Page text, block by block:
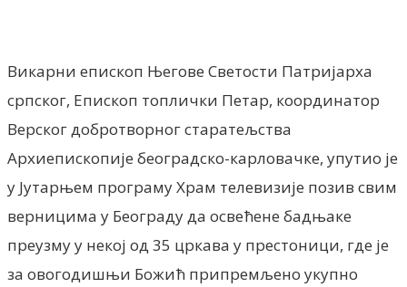
Викарни епископ Његове Светости Патријарха
српског, Епископ топлички Петар, координатор
Верског добротворног старатељства
Архиепископије београдско-карловачке, упутио је
у Јутарњем програму Храм телевизије позив свим
верницима у Београду да освећене бадњаке
преузму у некој од 35 цркава у престоници, где је
за овогодишњи Божић припремљено укупно